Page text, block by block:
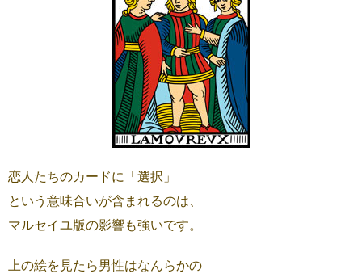
恋人たちのカードに「選択」
という意味合いが含まれるのは、
マルセイユ版の影響も強いです。
上の絵を見たら男性はなんらかの